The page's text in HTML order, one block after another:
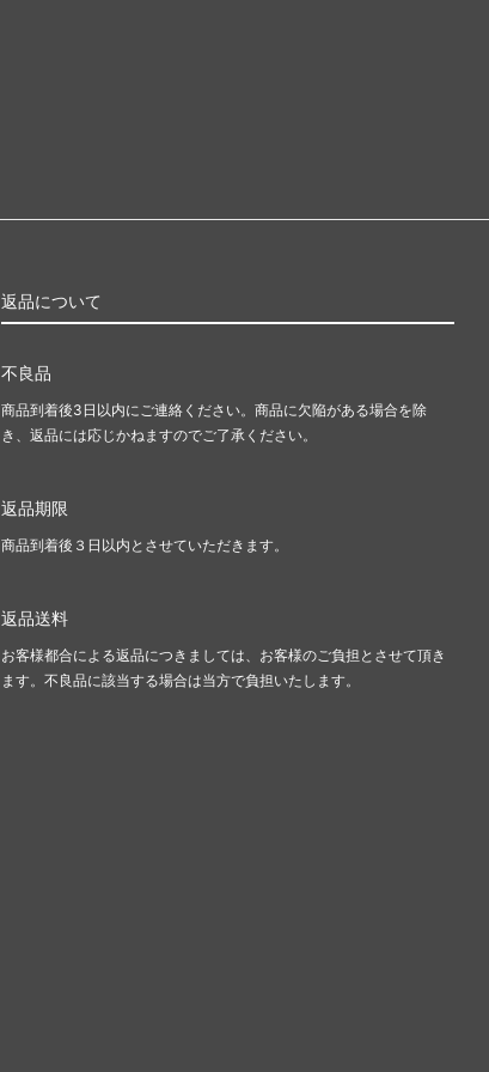
返品について
不良品
商品到着後3日以内にご連絡ください。商品に欠陥がある場合を除
き、返品には応じかねますのでご了承ください。
返品期限
商品到着後３日以内とさせていただきます。
返品送料
お客様都合による返品につきましては、お客様のご負担とさせて頂き
ます。不良品に該当する場合は当方で負担いたします。